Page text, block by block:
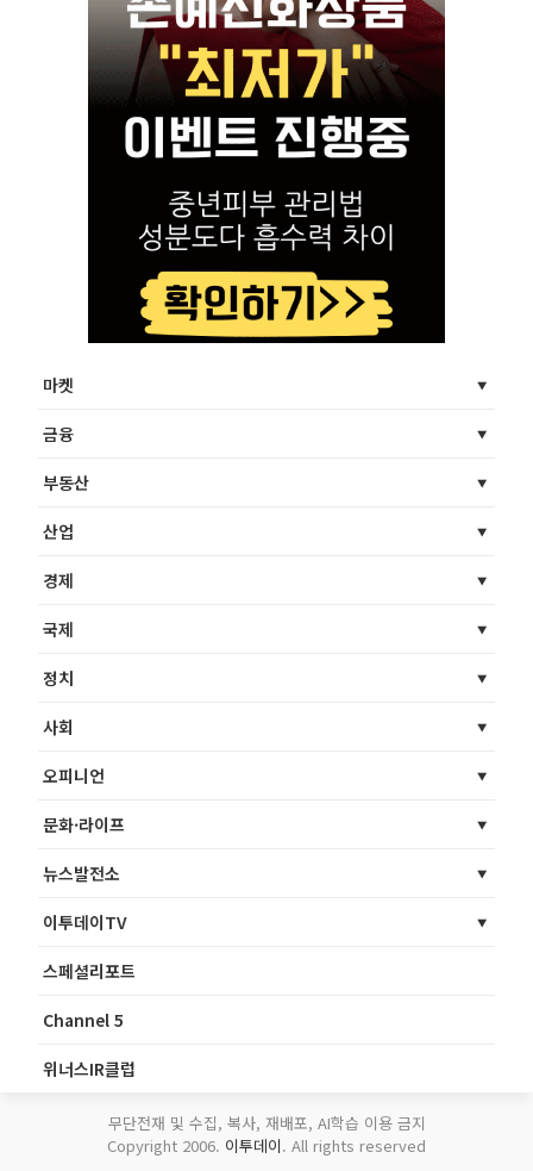
마켓
금융
부동산
산업
경제
국제
정치
사회
오피니언
문화·라이프
뉴스발전소
이투데이TV
스페셜리포트
Channel 5
위너스IR클럽
무단전재 및 수집, 복사, 재배포, AI학습 이용 금지
Copyright 2006. 이투데이. All rights reserved